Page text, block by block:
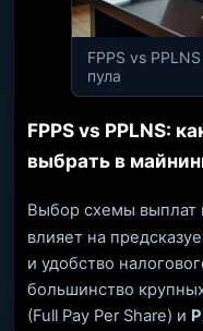
FPPS vs
пула
FPPS vs PPLNS:
выбрать в
Выбор схемы выплат
влияет на
и удобство
большинство
(Full Pay Per Share) и